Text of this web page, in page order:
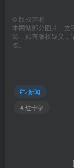
© 版权声明
本网站部分图片，文
源，如有版权疑义，
改。
新闻
# 红十字